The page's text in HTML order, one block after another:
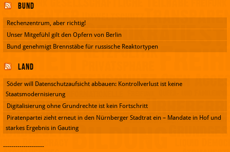
Bund
Rechenzentrum, aber richtig!
Unser Mitgefühl gilt den Opfern von Berlin
Bund genehmigt Brennstäbe für russische Reaktortypen
Land
Söder will Datenschutzaufsicht abbauen: Kontrollverlust ist keine
Staatsmodernisierung
Digitalisierung ohne Grundrechte ist kein Fortschritt
Piratenpartei zieht erneut in den Nürnberger Stadtrat ein – Mandate in Hof und
starkes Ergebnis in Gauting
--------------------